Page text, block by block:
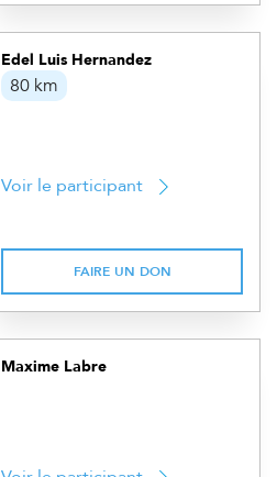
Edel Luis Hernandez
80 km
Voir le participant
FAIRE UN DON
Maxime Labre